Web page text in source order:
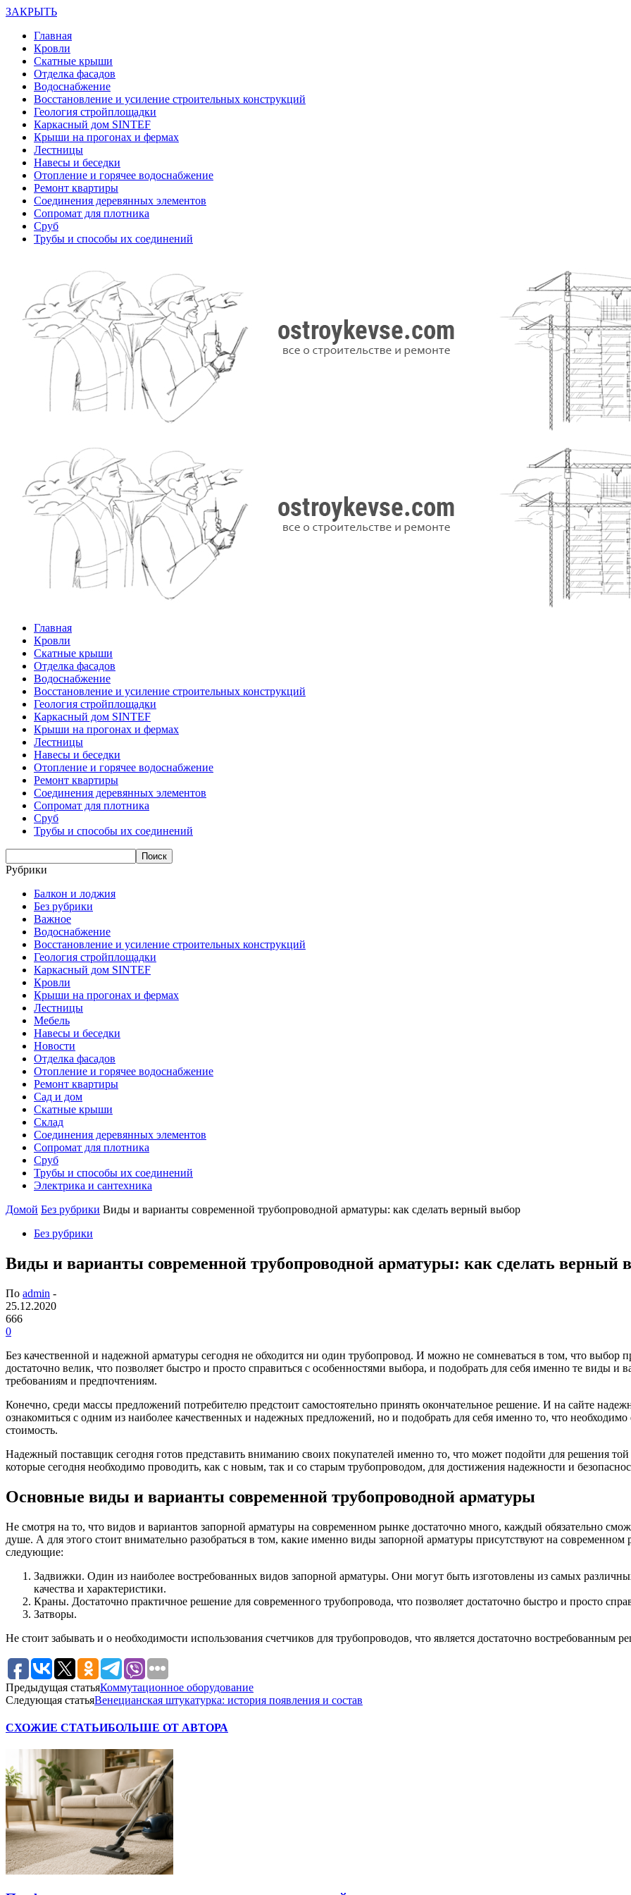
ЗАКРЫТЬ
Главная
Кровли
Скатные крыши
Отделка фасадов
Водоснабжение
Восстановление и усиление строительных конструкций
Геология стройплощадки
Каркасный дом SINTEF
Крыши на прогонах и фермах
Лестницы
Навесы и беседки
Отопление и горячее водоснабжение
Ремонт квартиры
Соединения деревянных элементов
Сопромат для плотника
Сруб
Трубы и способы их соединений
Главная
Кровли
Скатные крыши
Отделка фасадов
Водоснабжение
Восстановление и усиление строительных конструкций
Геология стройплощадки
Каркасный дом SINTEF
Крыши на прогонах и фермах
Лестницы
Навесы и беседки
Отопление и горячее водоснабжение
Ремонт квартиры
Соединения деревянных элементов
Сопромат для плотника
Сруб
Трубы и способы их соединений
Рубрики
Балкон и лоджия
Без рубрики
Важное
Водоснабжение
Восстановление и усиление строительных конструкций
Геология стройплощадки
Каркасный дом SINTEF
Кровли
Крыши на прогонах и фермах
Лестницы
Мебель
Навесы и беседки
Новости
Отделка фасадов
Отопление и горячее водоснабжение
Ремонт квартиры
Сад и дом
Скатные крыши
Склад
Соединения деревянных элементов
Сопромат для плотника
Сруб
Трубы и способы их соединений
Электрика и сантехника
Домой Без рубрики Виды и варианты современной трубопроводной арматуры: как сделать верный выбор
Без рубрики
Виды и варианты современной трубопроводной арматуры: как сделать верный
По admin -
25.12.2020
666
0
Без качественной и надежной арматуры сегодня не обходится ни один трубопровод. И можно не сомневаться в том, что выбор
достаточно велик, что позволяет быстро и просто справиться с особенностями выбора, и подобрать для себя именно те виды и
требованиям и предпочтениям.
Конечно, среди массы предложений потребителю предстоит самостоятельно принять окончательное решение. И на сайте
ознакомиться с одним из наиболее качественных и надежных предложений, но и подобрать для себя именно то, что
стоимость.
Надежный поставщик сегодня готов представить вниманию своих покупателей именно то, что может подойти для решения
которые сегодня необходимо проводить, как с новым, так и со старым трубопроводом, для достижения надежности и
Основные виды и варианты современной трубопроводной арматуры
Не смотря на то, что видов и вариантов запорной арматуры на современном рынке достаточно много, каждый обязательно
душе. А для этого стоит внимательно разобраться в том, какие именно виды запорной арматуры присутствуют на
следующие:
Задвижки. Один из наиболее востребованных видов запорной арматуры. Они могут быть изготовлены из самых
качества и характеристики.
Краны. Достаточно практичное решение для современного трубопровода, что позволяет достаточно быстро и просто
Затворы.
Не стоит забывать и о необходимости использования счетчиков для трубопроводов, что является достаточно востребованным
Предыдущая статьяКоммутационное оборудование
Следующая статьяВенецианская штукатурка: история появления и состав
СХОЖИЕ СТАТЬИБОЛЬШЕ ОТ АВТОРА